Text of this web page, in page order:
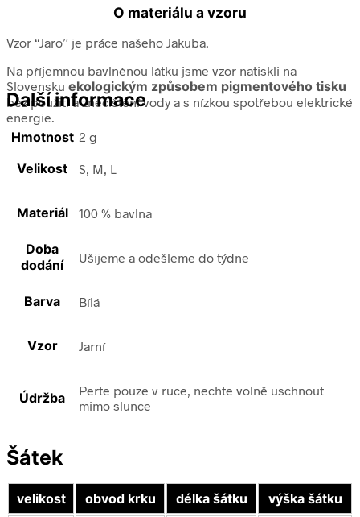
O materiálu a vzoru
Vzor “Jaro” je práce našeho Jakuba.
Na příjemnou bavlněnou látku jsme vzor natiskli na
Slovensku ekologickým způsobem pigmentového tisku
bez použití a znečištění vody a s nízkou spotřebou elektrické
energie.
Další informace
Hmotnost 2 g
Velikost S, M, L
Materiál 100 % bavlna
Doba
dodání
Ušijeme a odešleme do týdne
Barva Bílá
Vzor Jarní
Údržba
Perte pouze v ruce, nechte volně uschnout
mimo slunce
Šátek
velikost obvod krku délka šátku výška šátku